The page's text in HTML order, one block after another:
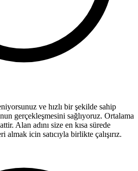
ve hızlı bir şekilde sahip
gerçekleşmesini sağlıyoruz. Ortalama
Alan adını size en kısa sürede
icin satıcıyla birlikte çalışırız.